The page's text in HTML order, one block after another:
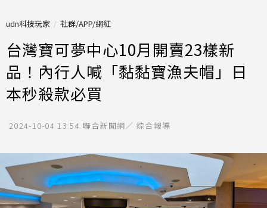
udn科技玩家 社群/APP/網紅
台灣寶可夢中心10月開賣23樣新
品！內行人喊「黏黏寶漁夫帽」日
本秒殺款必買
2024-10-04 13:54 聯合新聞網／ 綜合報導